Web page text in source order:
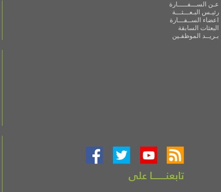
عـن الســـفـــــارة
رئيـس البـعـــثـــة
اعضاء الســفـــارة
البعثات السابقة
بـريــد الموظفـين